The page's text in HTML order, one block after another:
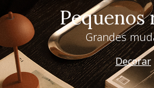
Grandes
Decorar